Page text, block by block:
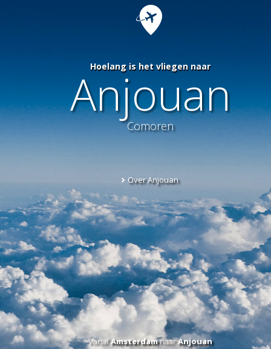
Hoelang is het vliegen naar
Anjouan
Comoren
Over Anjouan
VanafAmsterdamnaarAnjouan